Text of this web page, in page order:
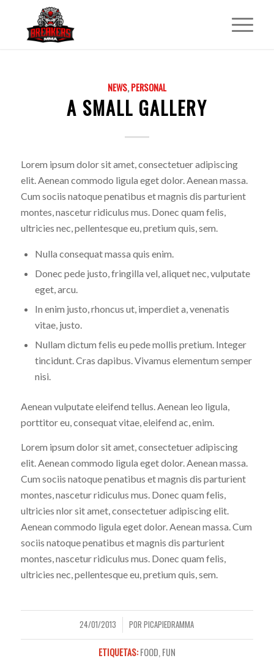
NEWS,PERSONAL
A SMALL GALLERY
Lorem ipsum dolor sit amet, consectetuer adipiscing
elit. Aenean commodo ligula eget dolor. Aenean massa.
Cum sociis natoque penatibus et magnis dis parturient
montes, nascetur ridiculus mus. Donec quam felis,
ultricies nec, pellentesque eu, pretium quis, sem.
Nulla consequat massa quis enim.
Donec pede justo, fringilla vel, aliquet nec, vulputate
eget, arcu.
In enim justo, rhoncus ut, imperdiet a, venenatis
vitae, justo.
Nullam dictum felis eu pede mollis pretium. Integer
tincidunt. Cras dapibus. Vivamus elementum semper
nisi.
Aenean vulputate eleifend tellus. Aenean leo ligula,
porttitor eu, consequat vitae, eleifend ac, enim.
Lorem ipsum dolor sit amet, consectetuer adipiscing
elit. Aenean commodo ligula eget dolor. Aenean massa.
Cum sociis natoque penatibus et magnis dis parturient
montes, nascetur ridiculus mus. Donec quam felis,
ultricies nlor sit amet, consectetuer adipiscing elit.
Aenean commodo ligula eget dolor. Aenean massa. Cum
sociis natoque penatibus et magnis dis parturient
montes, nascetur ridiculus mus. Donec quam felis,
ultricies nec, pellentesque eu, pretium quis, sem.
24/01/2013
/ PORPICAPIEDRAMMA
ETIQUETAS:FOOD,FUN